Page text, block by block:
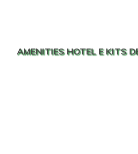
AMENITIES HOTEL E KITS